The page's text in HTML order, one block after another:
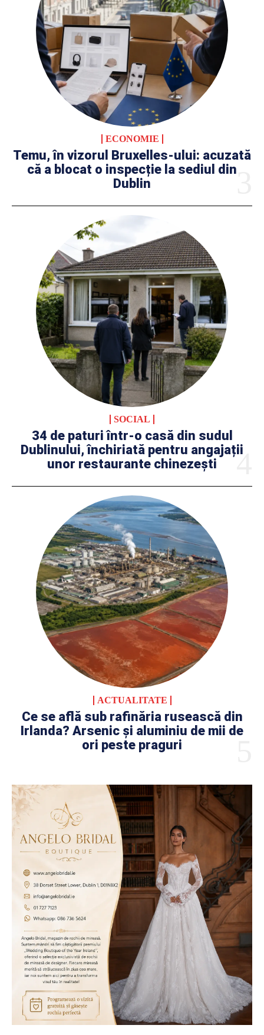
ECONOMIE
Temu, în vizorul Bruxelles-ului: acuzată
că a blocat o inspecție la sediul din
Dublin
SOCIAL
34 de paturi într-o casă din sudul
Dublinului, închiriată pentru angajații
unor restaurante chinezești
ACTUALITATE
Ce se află sub rafinăria rusească din
Irlanda? Arsenic și aluminiu de mii de
ori peste praguri